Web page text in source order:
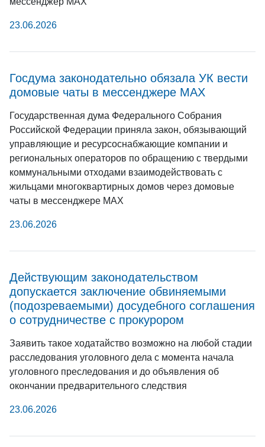
23.06.2026
Госдума законодательно обязала УК вести
домовые чаты в мессенджере МАХ
Государственная дума Федерального Собрания
Российской Федерации приняла закон, обязывающий
управляющие и ресурсоснабжающие компании и
региональных операторов по обращению с твердыми
коммунальными отходами взаимодействовать с
жильцами многоквартирных домов через домовые
чаты в мессенджере МАХ
23.06.2026
Действующим законодательством
допускается заключение обвиняемыми
(подозреваемыми) досудебного соглашения
о сотрудничестве с прокурором
Заявить такое ходатайство возможно на любой стадии
расследования уголовного дела с момента начала
уголовного преследования и до объявления об
окончании предварительного следствия
23.06.2026